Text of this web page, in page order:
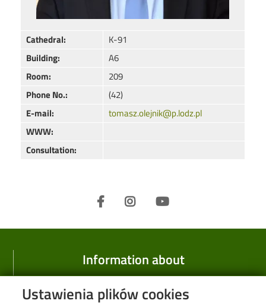
Ustawienia plików cookies
Cathedral:
K-91
Building:
A6
Room:
209
Phone No.:
(42)
E-mail:
tomasz.olejnik@p.lodz.pl
WWW:
Consultation:
Information about
Faculty